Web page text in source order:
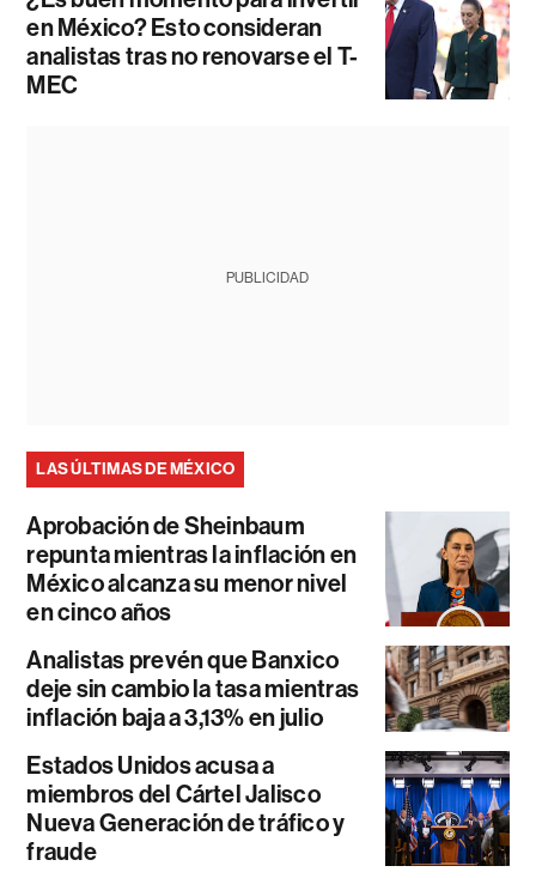
en México? Esto consideran
analistas tras no renovarse el T-
MEC
PUBLICIDAD
LAS ÚLTIMAS DE MÉXICO
Aprobación de Sheinbaum
repunta mientras la inflación en
México alcanza su menor nivel
en cinco años
Analistas prevén que Banxico
deje sin cambio la tasa mientras
inflación baja a 3,13% en julio
Estados Unidos acusa a
miembros del Cártel Jalisco
Nueva Generación de tráfico y
fraude